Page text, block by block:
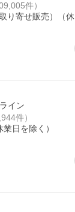
件）
り寄せ販売）（休
イン
件）
日を除く）